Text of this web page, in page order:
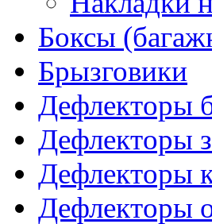
Боксы
Брызговики
Дефлекторы
Дефлекторы
Дефлекторы
Дефлекторы